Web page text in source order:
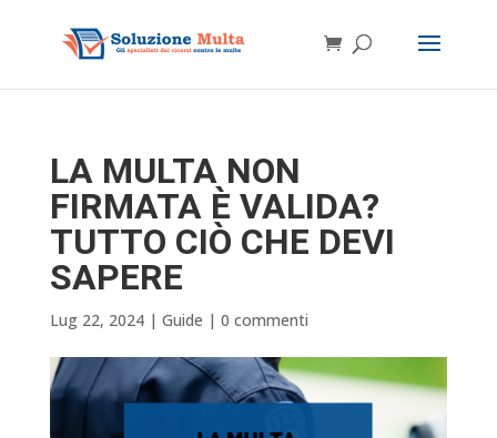
LA MULTA NON
FIRMATA È VALIDA?
TUTTO CIÒ CHE DEVI
SAPERE
Lug 22, 2024| Guide | 0 commenti